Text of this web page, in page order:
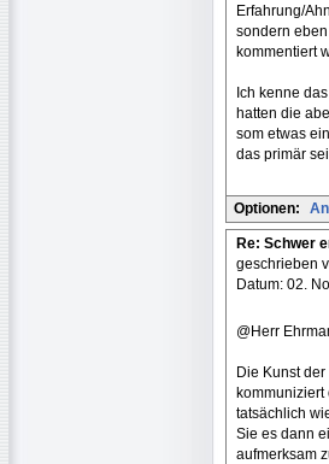
Erfahrung/
sondern
kommentiert
Ich kenne
hatten die
som etwas
das primär
Optionen:
Re: Schwer
geschrieben
Datum: 02.
@Herr
Die Kunst
kommuniziert
tatsächlich
Sie es dann
aufmerksam